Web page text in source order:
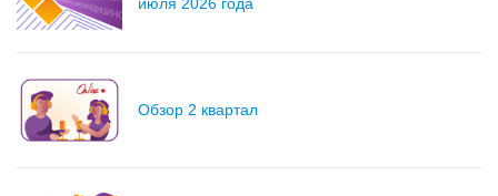
Обзор 2 квартал